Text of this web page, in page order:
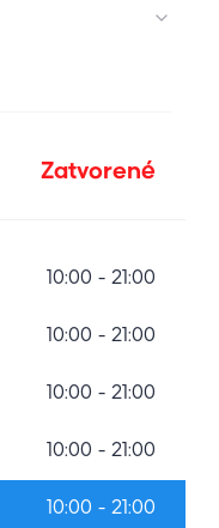
Zatvorené
10:00 - 21:00
10:00 - 21:00
10:00 - 21:00
10:00 - 21:00
10:00 - 21:00